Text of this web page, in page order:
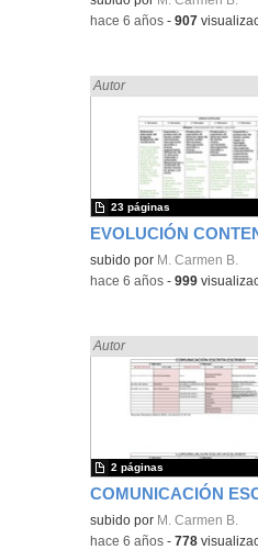
-hace 6 años -907
Encontrado «LENGUA
Autor
subido por M. Carmen B.
23 páginas
-hace 6 años -999
Encontrado «LENGUA
Autor
subido por M. Carmen B.
2 páginas
-hace 6 años -778